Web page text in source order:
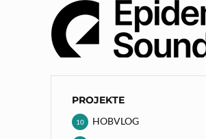
PROJEKTE
HOBVLOG
10